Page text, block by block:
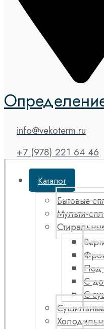
info@vekoterm.ru
+7 (978) 221 64 46
Каталог
Бытовые
Мульти-
Под
С
С